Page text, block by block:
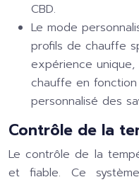
CBD.
Le mode
profils de chauffe
expérience
chauffe en
personnalisé des
Contrôle de la
Le contrôle de la
et fiable. Ce